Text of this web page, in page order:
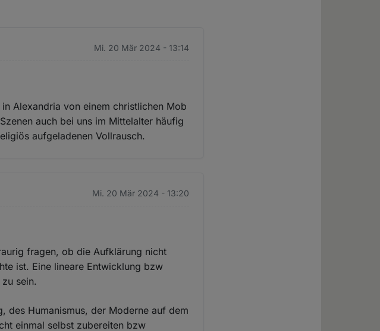
Mi. 20 Mär 2024 - 13:14
Alexandria von einem christlichen Mob
auch bei uns im Mittelalter häufig
aufgeladenen Vollrausch.
Mi. 20 Mär 2024 - 13:20
fragen, ob die Aufklärung nicht
ist. Eine lineare Entwicklung bzw
sein.
des Humanismus, der Moderne auf dem
einmal selbst zubereiten bzw